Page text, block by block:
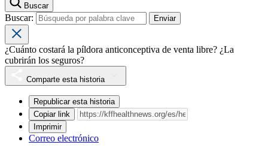
Buscar
Buscar:
¿Cuánto costará la píldora anticonceptiva de venta libre? ¿La
cubrirán los seguros?
Comparte esta historia
Republicar esta historia
Copiar link
Imprimir
Correo electrónico